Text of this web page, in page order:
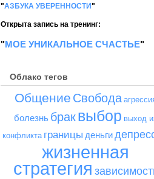
"АЗБУКА УВЕРЕННОСТИ"
Открыта запись на тренинг:
"МОЕ УНИКАЛЬНОЕ СЧАСТЬЕ"
Облако тегов
Общение Свобода
болезнь браквыбор выход
конфликта границы деньги
жизненная
стратегия